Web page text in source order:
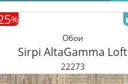
Обои
Sirpi AltaGamma Loft
22273
%